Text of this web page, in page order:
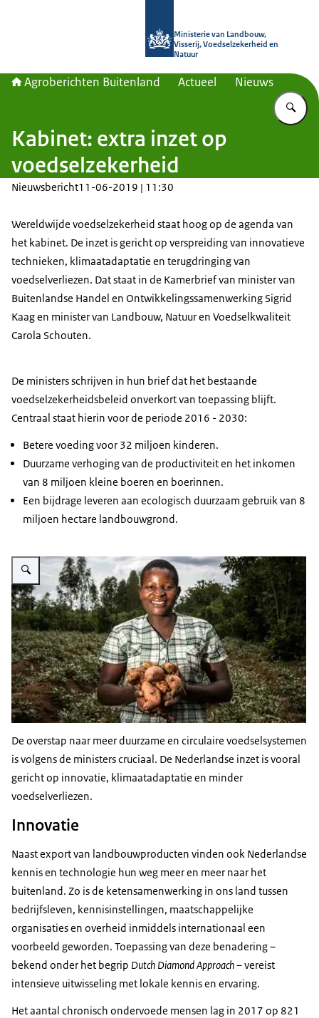
Ministerie van Landbouw,
Visserij, Voedselzekerheid en
Natuur
Agroberichten Buitenland Actueel Nieuws
Kabinet: extra inzet op
voedselzekerheid
Nieuwsbericht11-06-2019 | 11:30
Wereldwijde voedselzekerheid staat hoog op de agenda van
het kabinet. De inzet is gericht op verspreiding van innovatieve
technieken, klimaatadaptatie en terugdringing van
voedselverliezen. Dat staat in de Kamerbrief van minister van
Buitenlandse Handel en Ontwikkelingssamenwerking Sigrid
Kaag en minister van Landbouw, Natuur en Voedselkwaliteit
Carola Schouten.
De ministers schrijven in hun brief dat het bestaande
voedselzekerheidsbeleid onverkort van toepassing blijft.
Centraal staat hierin voor de periode 2016 - 2030:
Betere voeding voor 32 miljoen kinderen.
Duurzame verhoging van de productiviteit en het inkomen
van 8 miljoen kleine boeren en boerinnen.
Een bijdrage leveren aan ecologisch duurzaam gebruik van 8
miljoen hectare landbouwgrond.
Vergroot afbeelding Voedselzekerheid
De overstap naar meer duurzame en circulaire voedselsystemen
is volgens de ministers cruciaal. De Nederlandse inzet is vooral
gericht op innovatie, klimaatadaptatie en minder
voedselverliezen.
Innovatie
Naast export van landbouwproducten vinden ook Nederlandse
kennis en technologie hun weg meer en meer naar het
buitenland. Zo is de ketensamenwerking in ons land tussen
bedrijfsleven, kennisinstellingen, maatschappelijke
organisaties en overheid inmiddels internationaal een
voorbeeld geworden. Toepassing van deze benadering –
bekend onder het begrip Dutch Diamond Approach– vereist
intensieve uitwisseling met lokale kennis en ervaring.
Het aantal chronisch ondervoede mensen lag in 2017 op 821